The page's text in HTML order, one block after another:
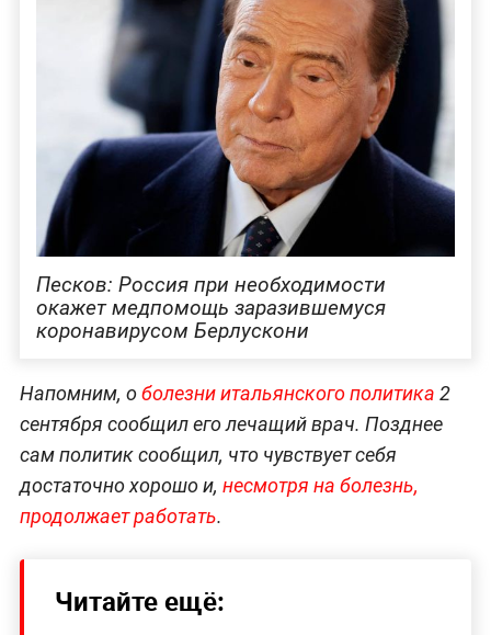
Песков: Россия при необходимости
окажет медпомощь заразившемуся
коронавирусом Берлускони
Напомним, оболезни итальянского политика 2
сентября сообщил его лечащий врач. Позднее
сам политик сообщил, что чувствует себя
достаточно хорошо и, несмотря на болезнь,
продолжает работать.
Читайте ещё: